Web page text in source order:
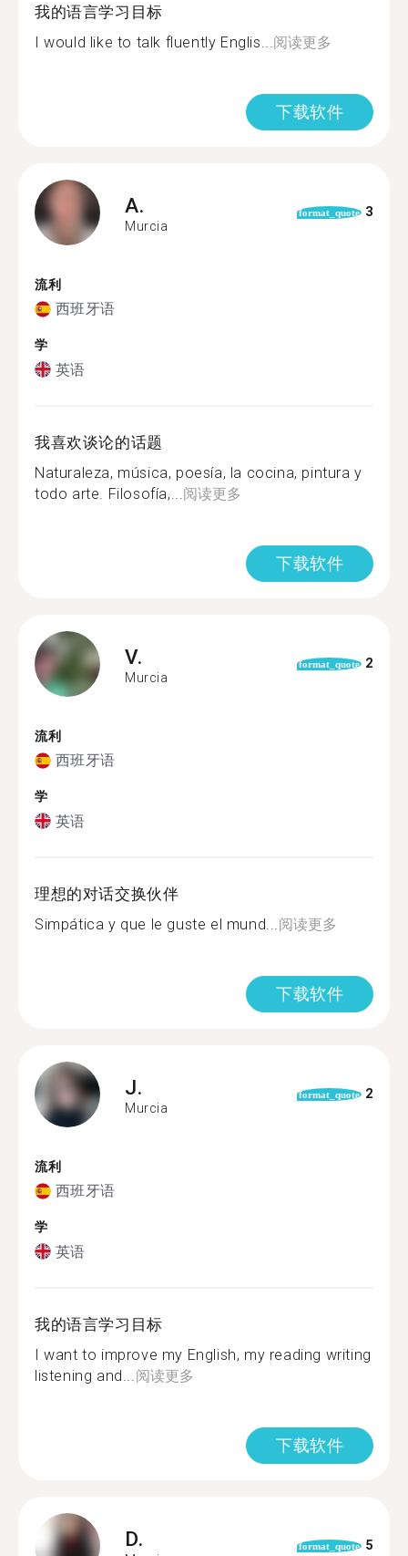
我的语言学习目标
I would like to talk fluently Englis... 阅读更多
下载软件
A.
Murcia
format_quote 3
流利
西班牙语
学
英语
我喜欢谈论的话题
Naturaleza, música, poesía, la cocina, pintura y
todo arte. Filosofía,... 阅读更多
下载软件
V.
Murcia
format_quote 2
流利
西班牙语
学
英语
理想的对话交换伙伴
Simpática y que le guste el mund... 阅读更多
下载软件
J.
Murcia
format_quote 2
流利
西班牙语
学
英语
我的语言学习目标
I want to improve my English, my reading writing
listening and... 阅读更多
下载软件
D. format_quote 5